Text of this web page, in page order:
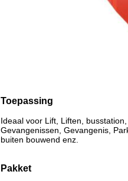
Toepassing
Ideaal voor Lift, Liften,
Gevangenissen, Gevangenis,
buiten bouwend enz.
Pakket